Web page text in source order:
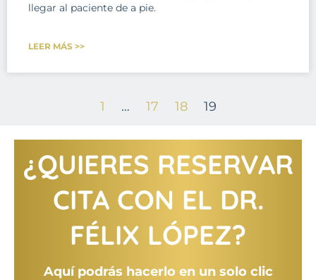
llegar al paciente de a pie.
LEER MÁS >>
1 … 17 18 19
¿QUIERES RESERVAR
CITA CON EL DR.
FÉLIX LÓPEZ?
Aquí podrás hacerlo en un solo clic